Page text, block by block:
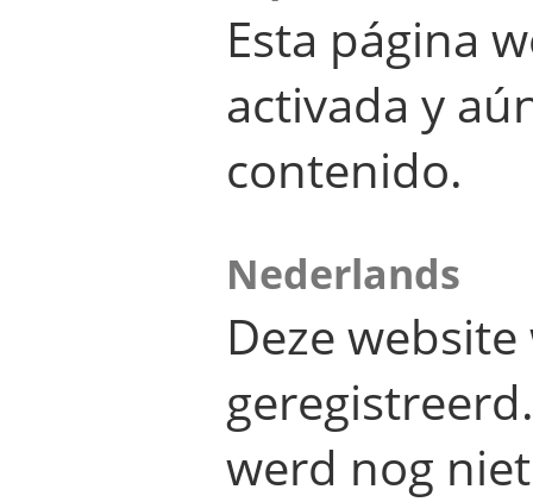
Esta página
activada y
contenido.
Nederlands
Deze
werd nog